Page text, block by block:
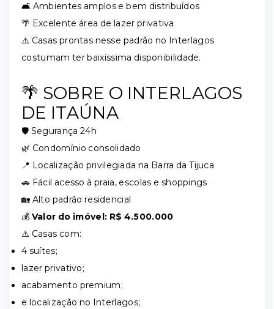
🛋️ Ambientes amplos e bem distribuídos
🌴 Excelente área de lazer privativa
⚠️ Casas prontas nesse padrão no Interlagos
costumam ter baixíssima disponibilidade.
🌴 SOBRE O INTERLAGOS
DE ITAÚNA
🛡️ Segurança 24h
🌿 Condomínio consolidado
📍 Localização privilegiada na Barra da Tijuca
🚗 Fácil acesso à praia, escolas e shoppings
🏡 Alto padrão residencial
💰 Valor do imóvel: R$ 4.500.000
⚠️ Casas com:
4 suítes;
lazer privativo;
acabamento premium;
e localização no Interlagos;